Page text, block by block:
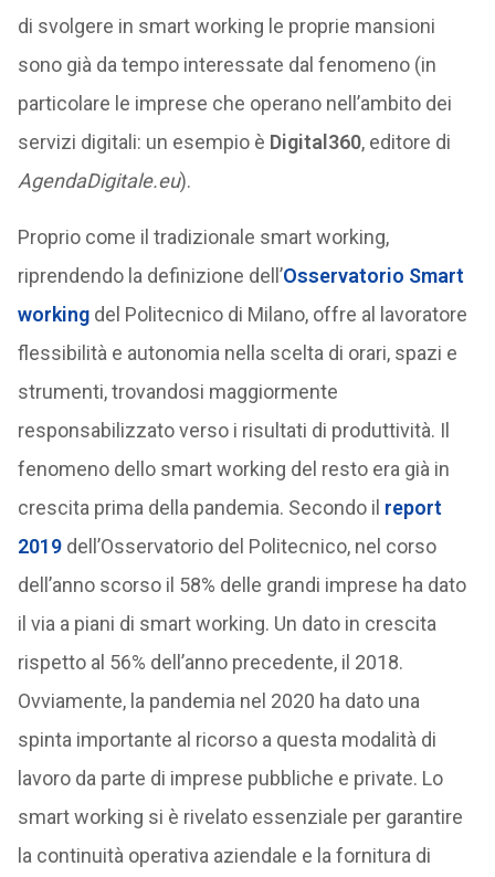
di svolgere in smart working le proprie mansioni
sono già da tempo interessate dal fenomeno (in
particolare le imprese che operano nell’ambito dei
servizi digitali: un esempio è Digital360, editore di
AgendaDigitale.eu).
Proprio come il tradizionale smart working,
riprendendo la definizione dell’Osservatorio Smart
workingdel Politecnico di Milano, offre al lavoratore
flessibilità e autonomia nella scelta di orari, spazi e
strumenti, trovandosi maggiormente
responsabilizzato verso i risultati di produttività. Il
fenomeno dello smart working del resto era già in
crescita prima della pandemia. Secondo il report
2019dell’Osservatorio del Politecnico, nel corso
dell’anno scorso il 58% delle grandi imprese ha dato
il via a piani di smart working. Un dato in crescita
rispetto al 56% dell’anno precedente, il 2018.
Ovviamente, la pandemia nel 2020 ha dato una
spinta importante al ricorso a questa modalità di
lavoro da parte di imprese pubbliche e private. Lo
smart working si è rivelato essenziale per garantire
la continuità operativa aziendale e la fornitura di